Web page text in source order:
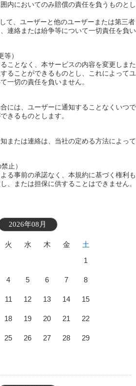
内においてのみ賠償の責任を負うものとし
て、ユーザーと他のユーザーまたは第三者
連絡または紛争等について一切責任を負い
）
ことなく、本サービスの内容を変更しまた
ることができるものとし、これによってユ
一切の責任を負いません。
には、ユーザーに通知することなくいつで
きるものとします。
または連絡は、当社の定める方法によって
止）
る事前の承諾なく、本規約に基づく権利も
、または担保に供することはできません。
2026年08月
火 水 木 金
土
1
4 5 6 7 8
11 12 13 14 15
18 19 20 21 22
25 26 27 28 29